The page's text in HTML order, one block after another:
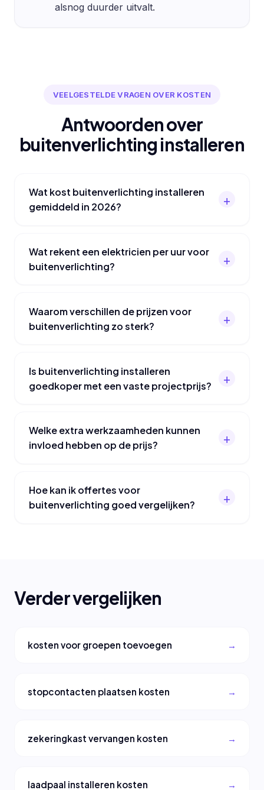
alsnog duurder uitvalt.
VEELGESTELDE VRAGEN OVER KOSTEN
Antwoorden over
buitenverlichting installeren
Wat kost buitenverlichting installeren
gemiddeld in 2026?
Wat rekent een elektricien per uur voor
buitenverlichting?
Waarom verschillen de prijzen voor
buitenverlichting zo sterk?
Is buitenverlichting installeren
goedkoper met een vaste projectprijs?
Welke extra werkzaamheden kunnen
invloed hebben op de prijs?
Hoe kan ik offertes voor
buitenverlichting goed vergelijken?
Verder vergelijken
kosten voor groepen toevoegen
stopcontacten plaatsen kosten
zekeringkast vervangen kosten
laadpaal installeren kosten